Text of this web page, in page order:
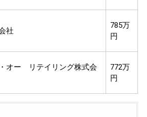
社
785万
円
オー リテイリング株式会
772万
円